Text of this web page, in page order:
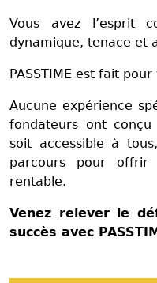
Vous avez l’esprit
dynamique, tenace et
PASSTIME est fait pour
Aucune expérience
fondateurs ont
soit accessible à
parcours pour
rentable.
Venez relever le
succès avec